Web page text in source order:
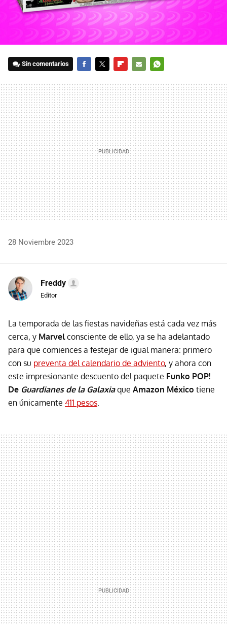
Sin comentarios
MAIL
28 Noviembre 2023
Freddy
Editor
La temporada de las fiestas navideñas está cada vez más
cerca, y Marvelconsciente de ello, ya se ha adelantado
para que comiences a festejar de igual manera: primero
con su preventa del calendario de adviento, y ahora con
este impresionante descuento del paquete Funko POP!
De Guardianes de la Galaxia que Amazon México tiene
en únicamente 411 pesos.